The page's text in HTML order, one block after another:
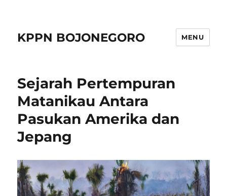
KPPN BOJONEGORO MENU
Sejarah Pertempuran
Matanikau Antara
Pasukan Amerika dan
Jepang